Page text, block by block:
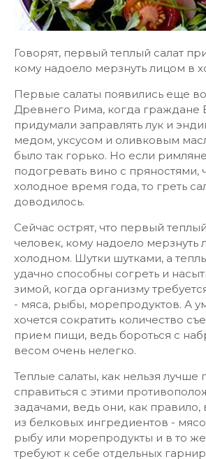
Говорят, первый теплый салат
кому надоело мерзнуть лицом в
Первые салаты появились еще
Древнего Рима, когда граждане
придумали заправлять лук и
медом, уксусом и оливковым
было так горько. Но если
подогревать вино с пряностями,
холодное время года, то греть
доводилось.
Сейчас острят, что первый
человек, кому надоело мерзнуть
холодном. Шутки шутками, а
удачно способны согреть и
зимой, когда организму
- мяса, рыбы, морепродуктов. А
хочется сократить количество
прием пищи, ведь бороться с
весом очень нелегко.
Теплые салаты, как нельзя лучше
справиться с этими
задачами, ведь они, как
из белковых ингредиентов -
рыбу или морепродукты и в то
требуют к себе отдельных